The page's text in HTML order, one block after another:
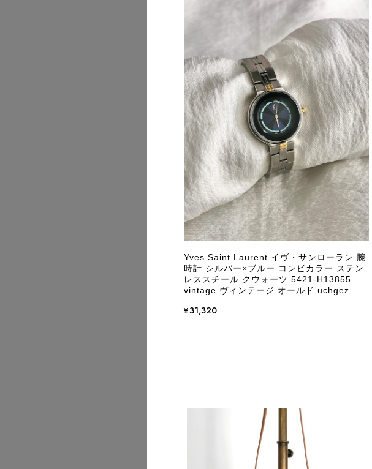
CELINE セリーヌ ブレスレット シルバー トリオンフ ホースビット SILVER925 vintage ヴィンテージ オールド 7f8hjn
2026/08/05
CELINE セリーヌ ショルダーバッグ ブラック ガンチーニ レザー 2way vintage ヴィンテージ オールド nifgs8
2026/08/01
外装内装と
ケットにカ
きる状態で
し、このよ
にも、写
だけでは判
私は今後
えない部分
Salvatore Ferragamo サルヴァトーレ フェラガモ ショルダーバッグ ブラウン ガンチーニ スエード ワンショルダーバッグ vintage ヴィンテージ オールド dgh7fy
商品が直
Yves Saint Laurent イヴ・サンローラン 腕
時計 シルバー×ブルー コンビカラー ステン
レススチール クウォーツ 5421-H13855
vintage ヴィンテージ オールド uchgez
¥31,320